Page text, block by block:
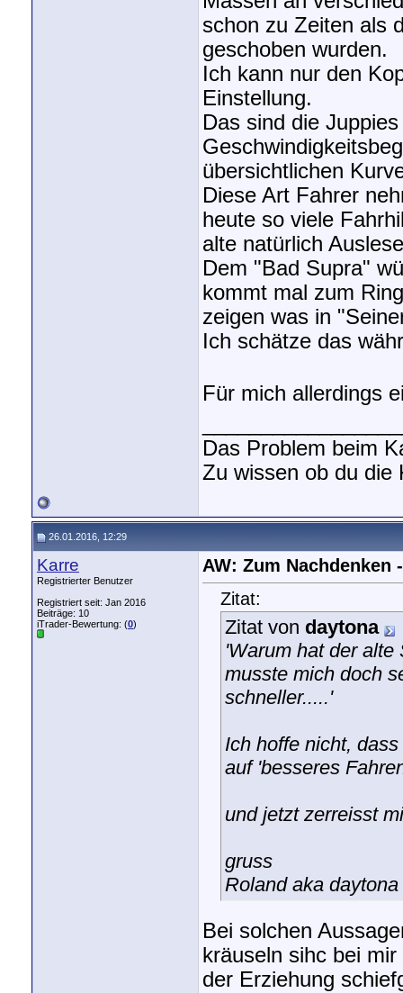
schon zu Zeiten als
geschoben wurden.
Ich kann nur den
Einstellung.
Das sind die
übersichtlichen
Diese Art Fahrer
heute so viele
alte natürlich
Dem "Bad Supra"
kommt mal zum
zeigen was in
Ich schätze das
Für mich allerdings
Das Problem beim
Zu wissen ob du die
26.01.2016, 12:29
Karre
Registrierter Benutzer
Registriert seit: Jan 2016
Beiträge: 10
iTrader-Bewertung: (0)
AW: Zum
Zitat:
Zitat von daytona
'Warum hat der
musste mich doch
schneller.....'
Ich hoffe nicht,
auf 'besseres
und jetzt zerreisst
gruss
Roland aka daytona
Bei solchen
kräuseln sihc bei
der Erziehung